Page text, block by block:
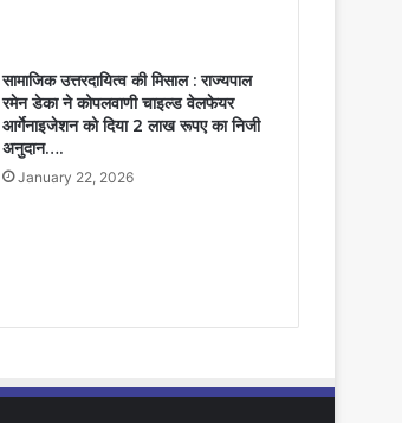
सामाजिक उत्तरदायित्व की मिसाल : राज्यपाल
रमेन डेका ने कोपलवाणी चाइल्ड वेलफेयर
आर्गेनाइजेशन को दिया 2 लाख रूपए का निजी
अनुदान….
January 22, 2026